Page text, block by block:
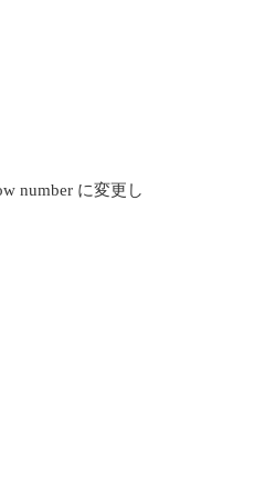
number に変更し